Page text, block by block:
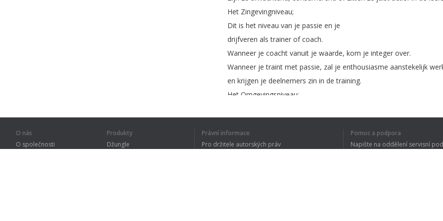
Het Zingevingniveau;
Dit is het niveau van je passie en je
drijfveren als trainer of coach.
Wanneer je coacht vanuit je waarde, kom je integer over.
Wanneer je traint met passie, zal je enthousiasme aanstekelijk
en krijgen je deelnemers zin in de training.
Het Omgevingsniveau;
O nás
O společnosti
Produkty
Džungle
Právní informace
Pro držitele autorských práv
Pomoc a podpora
Napište na oddělení servisní